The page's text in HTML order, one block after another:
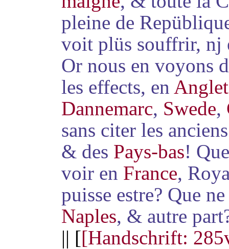
pleine de
voit plüs souffrir, nj
Or nous en voyons
les effects, en
Dannemarc, Swede,
sans citer les
& des Pays-bas!
voir en France,
puisse estre? Que
Naples, & autre
|| [[Handschrift: